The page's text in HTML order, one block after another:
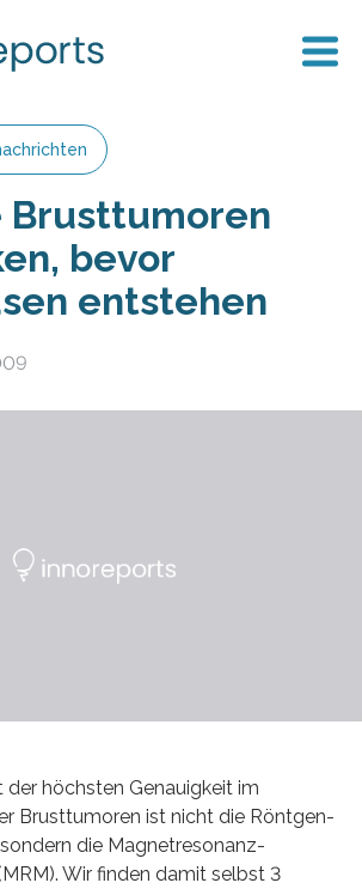
Brusttumoren
bevor
entstehen
der höchsten Genauigkeit im
Brusttumoren ist nicht die Röntgen-
die Magnetresonanz-
Wir finden damit selbst 3